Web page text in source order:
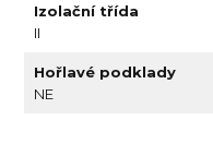
Izolační třída
II
Hořlavé podklady
NE